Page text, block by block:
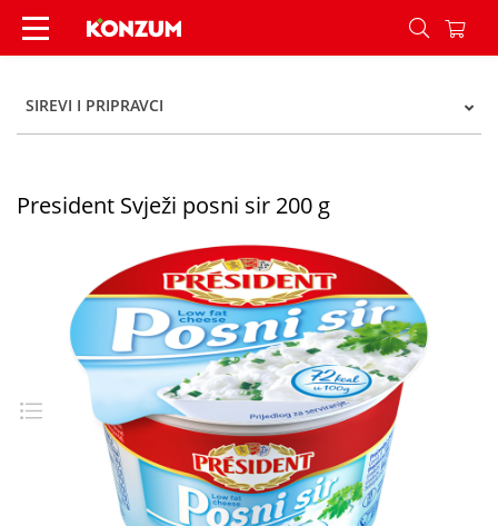
President Svježi posni sir 200 g - Konzum
SIREVI I PRIPRAVCI
President Svježi posni sir 200 g